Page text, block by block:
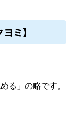
ミ】
る」の略です。